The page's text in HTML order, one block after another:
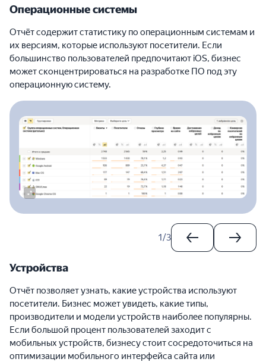
Операционные системы
Отчёт содержит статистику по операционным системам и
их версиям, которые используют посетители. Если
большинство пользователей предпочитают iOS, бизнес
может сконцентрироваться на разработке ПО под эту
операционную систему.
1/3
Устройства
Отчёт позволяет узнать, какие устройства используют
посетители. Бизнес может увидеть, какие типы,
производители и модели устройств наиболее популярны.
Если большой процент пользователей заходит с
мобильных устройств, бизнесу стоит сосредоточиться на
оптимизации мобильного интерфейса сайта или